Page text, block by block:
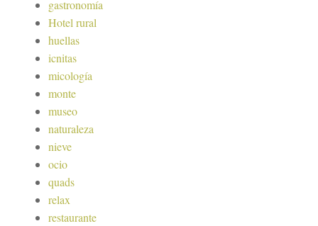
gastronomía
Hotel rural
huellas
icnitas
micología
monte
museo
naturaleza
nieve
ocio
quads
relax
restaurante